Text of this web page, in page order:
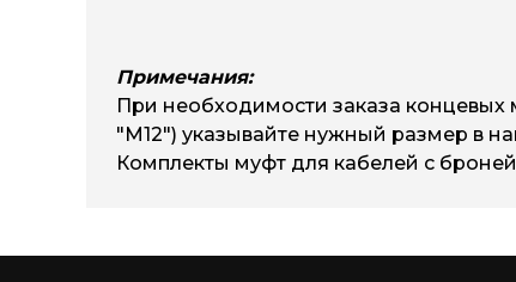
185-400
Примечания:
При необходимости заказа
"М12") указывайте нужный размер в
Комплекты муфт для кабелей с